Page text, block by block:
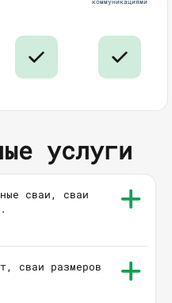
коммуникациями
услуги
сваи, сваи
сваи размеров